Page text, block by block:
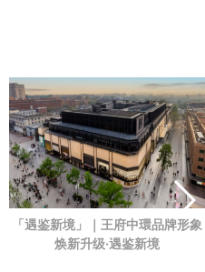
「遇鉴新境」｜王府中環品牌形象
焕新升级·遇鉴新境